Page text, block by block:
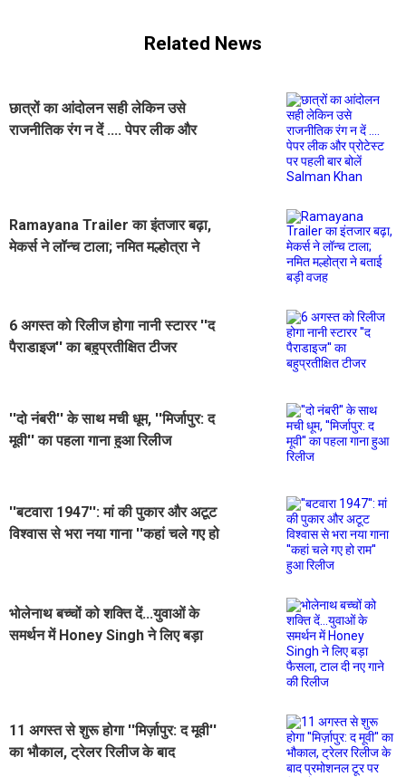
Related News
छात्रों का आंदोलन सही लेकिन उसे
राजनीतिक रंग न दें .... पेपर लीक और
Ramayana Trailer का इंतजार बढ़ा,
मेकर्स ने लॉन्च टाला; नमित मल्होत्रा ने
6 अगस्त को रिलीज होगा नानी स्टारर ''द
पैराडाइज'' का बहुप्रतीक्षित टीजर
''दो नंबरी'' के साथ मची धूम, ''मिर्जापुर: द
मूवी'' का पहला गाना हुआ रिलीज
''बटवारा 1947'': मां की पुकार और अटूट
विश्वास से भरा नया गाना ''कहां चले गए हो
भोलेनाथ बच्चों को शक्ति दें...युवाओं के
समर्थन में Honey Singh ने लिए बड़ा
11 अगस्त से शुरू होगा ''मिर्ज़ापुर: द मूवी''
का भौकाल, ट्रेलर रिलीज के बाद